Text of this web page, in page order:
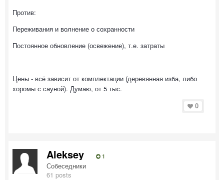
Против:
Переживания и волнение о сохранности
Постоянное обновление (освежение), т.е. затраты
Цены - всё зависит от комплектации (деревянная изба, либо
хоромы с сауной). Думаю, от 5 тыс.
0
Aleksey 1
Собеседники
61 posts